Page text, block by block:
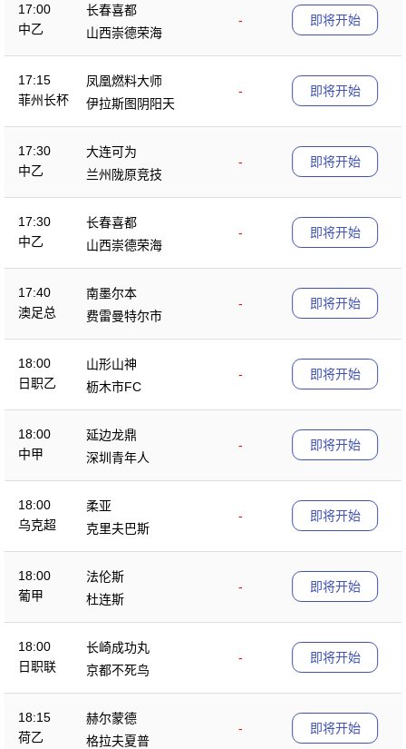
17:00
中乙
长春喜都
-
山西崇德荣海
即将开始
17:15
菲州长杯
凤凰燃料大师
-
伊拉斯图阴阳天
即将开始
17:30
中乙
大连可为
-
兰州陇原竞技
即将开始
17:30
中乙
长春喜都
-
山西崇德荣海
即将开始
17:40
澳足总
南墨尔本
-
费雷曼特尔市
即将开始
18:00
日职乙
山形山神
-
枥木市FC
即将开始
18:00
中甲
延边龙鼎
-
深圳青年人
即将开始
18:00
乌克超
柔亚
-
克里夫巴斯
即将开始
18:00
葡甲
法伦斯
-
杜连斯
即将开始
18:00
日职联
长崎成功丸
-
京都不死鸟
即将开始
18:15
荷乙
赫尔蒙德
-
格拉夫夏普
即将开始